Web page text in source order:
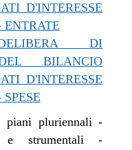
D'INTERESSE
ENTRATE
DI
BILANCIO
D'INTERESSE
piani pluriennali -
e strumentali -